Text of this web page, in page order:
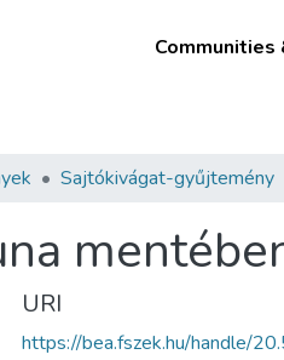
Sajtókivágat-gyűjtemény
URI
https://bea.fszek.hu/handle/